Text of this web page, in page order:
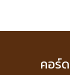
คอร์